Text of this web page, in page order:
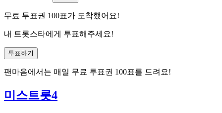
무료 투표권 100표가 도착했어요!
내 트롯스타에게 투표해주세요!
투표하기
팬마음에서는 매일 무료 투표권 100표를 드려요!
미스트롯4